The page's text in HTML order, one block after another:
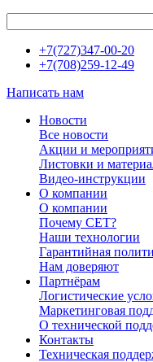
+7(727)347-00-20
+7(708)259-12-49
Написать нам
Новости
Все новости
Акции и
Листовки и
Видео-инструкции
О компании
О компании
Почему CET?
Наши технологии
Гарантийная
Нам доверяют
Партнёрам
Логистические
Маркетинговая
О технической
Контакты
Техническая